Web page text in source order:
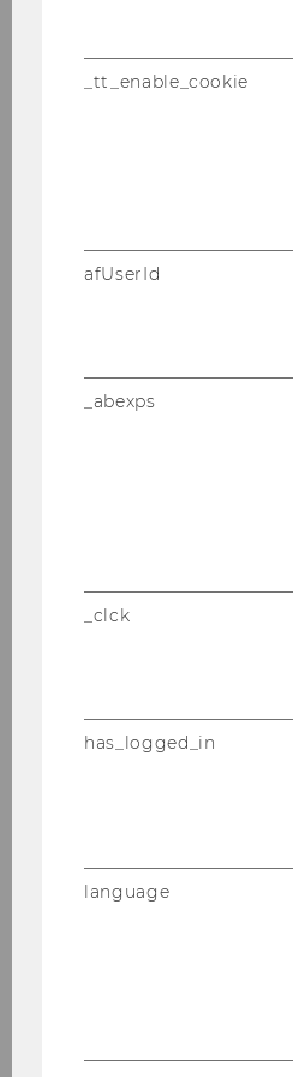
So ent­steht ein
de­cken, Er­pro­ben,
AN­MEL­DUNG ZUR
21. Sep­tem­ber 2026
Ort an der Uni
Die Teil­nah­me an
Für Teil­neh­men­de
cka­thons bil­det diese
des Pro­gramms,
dung ist nicht
De­tails zur
_tt_enable_cookie
afUserId
_abexps
_clck
has_logged_in
language